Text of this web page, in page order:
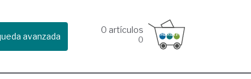
avanzada
0 artículos
0